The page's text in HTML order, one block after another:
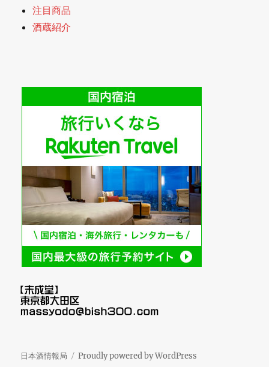
注目商品
酒蔵紹介
日本酒情報局 Proudly powered by WordPress